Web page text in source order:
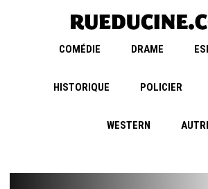
COMÉDIE DRAME
HISTORIQUE POLICIER
WESTERN